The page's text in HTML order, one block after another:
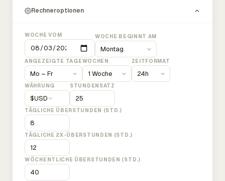
Rechneroptionen
WOCHE VOM WOCHE BEGINNT AM
ANGEZEIGTE TAGEWOCHEN ZEITFORMAT
WÄHRUNG
$USD
STUNDENSATZ
TÄGLICHE ÜBERSTUNDEN (STD.)
TÄGLICHE 2X-ÜBERSTUNDEN (STD.)
WÖCHENTLICHE ÜBERSTUNDEN (STD.)